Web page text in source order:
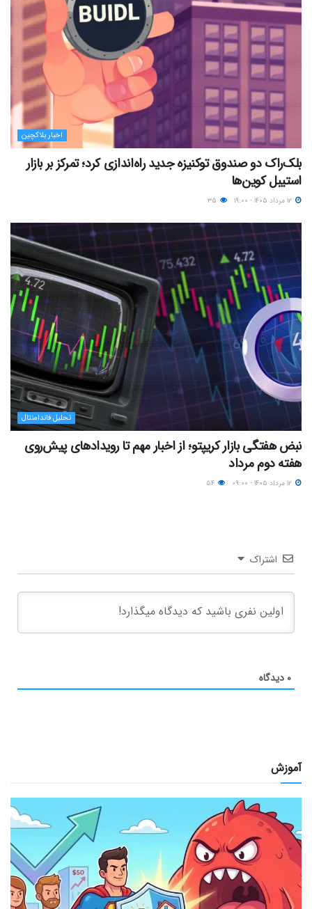
اخبار بلاکچین
بلک‌راک دو صندوق توکنیزه جدید راه‌اندازی کرد؛ تمرکز بر بازار
استیبل کوین‌ها
تحلیل فاندامنتال
نبض هفتگی بازار کریپتو؛ از اخبار مهم تا رویدادهای پیش‌روی
هفته دوم مرداد
اشتراک
۰ دیدگاه
آموزش